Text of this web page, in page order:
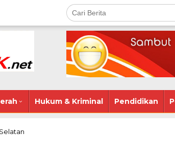
Hukum & Kriminal Pendidikan